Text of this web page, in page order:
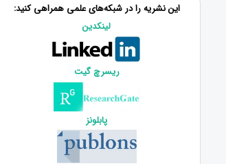
این نشریه را در شبکه‌های علمی همراهی کنید:
لینکدین
ریسرچ گیت
پابلونز